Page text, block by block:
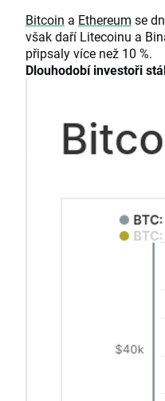
Bitcoin a Ethereum se
však daří Litecoinu a
připsaly více než 10 %.
Dlouhodobí investoři